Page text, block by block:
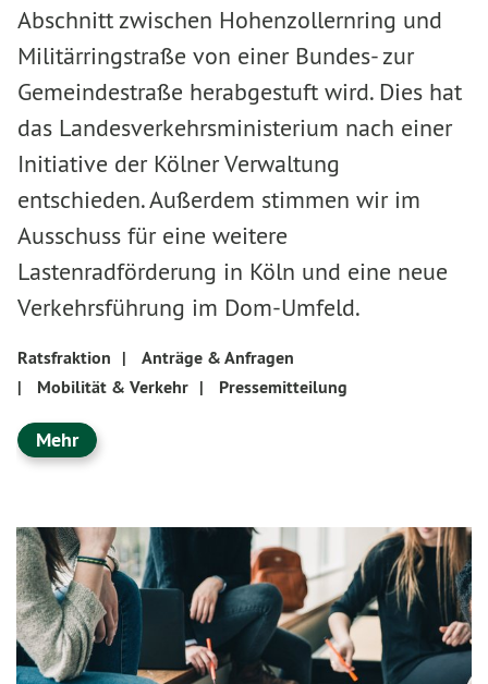
Abschnitt zwischen Hohenzollernring und
Militärringstraße von einer Bundes- zur
Gemeindestraße herabgestuft wird. Dies hat
das Landesverkehrsministerium nach einer
Initiative der Kölner Verwaltung
entschieden. Außerdem stimmen wir im
Ausschuss für eine weitere
Lastenradförderung in Köln und eine neue
Verkehrsführung im Dom-Umfeld.
Ratsfraktion |
Anträge & Anfragen
|
Mobilität & Verkehr | Pressemitteilung
Mehr